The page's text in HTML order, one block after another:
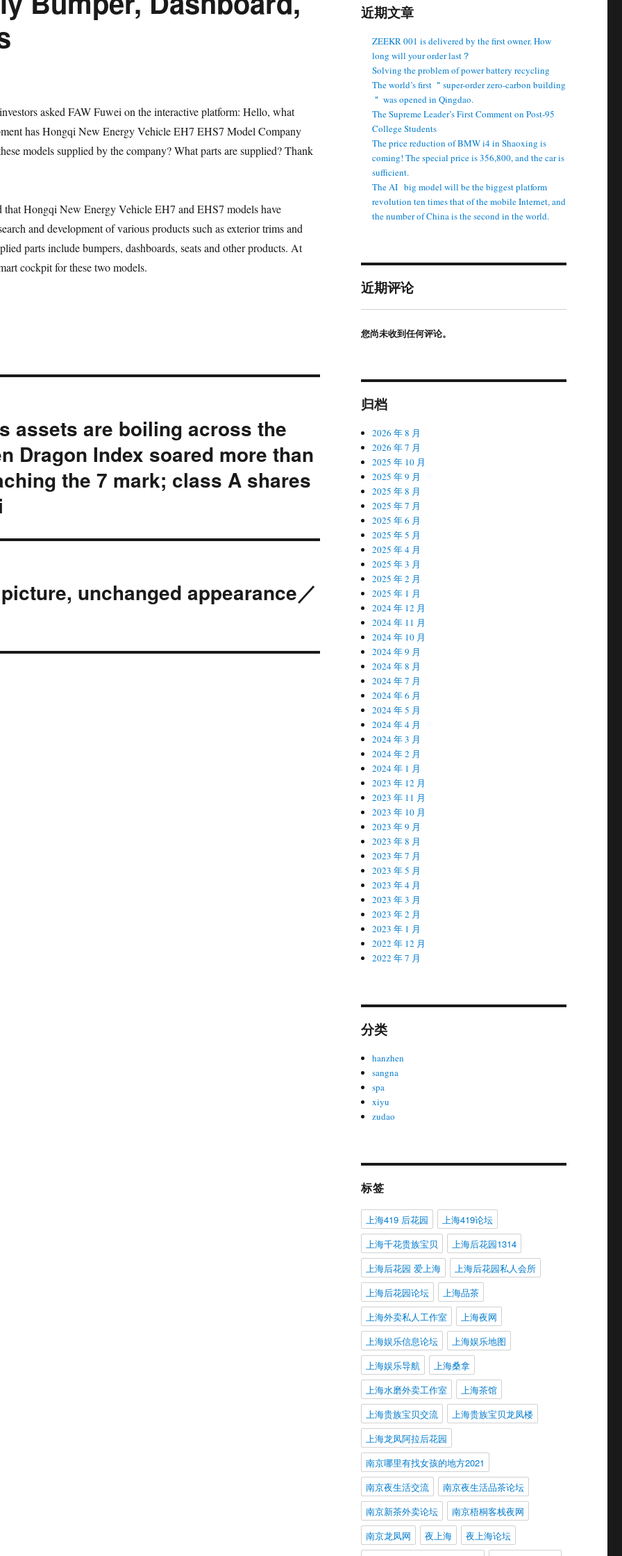
asked FAW Fuwei on the interactive platform: Hello, what
has Hongqi New Energy Vehicle EH7 EHS7 Model Company
models supplied by the company? What parts are supplied? Thank
that Hongqi New Energy Vehicle EH7 and EHS7 models have
and development of various products such as exterior trims and
parts include bumpers, dashboards, seats and other products. At
cockpit for these two models.
assets are boiling across the
Dragon Index soared more than
the 7 mark; class A shares
unchanged appearance／
近期文章
ZEEKR 001 is delivered by the first owner. How
long will your order last？
Solving the problem of power battery recycling
The world’s first ＂super-order zero-carbon building
＂ was opened in Qingdao.
The Supreme Leader’s First Comment on Post-95
College Students
The price reduction of BMW i4 in Shaoxing is
coming! The special price is 356,800, and the car is
sufficient.
The AI ​ ​ big model will be the biggest platform
revolution ten times that of the mobile Internet, and
the number of China is the second in the world.
近期评论
您尚未收到任何评论。
归档
2026 年 8 月
2026 年 7 月
2025 年 10 月
2025 年 9 月
2025 年 8 月
2025 年 7 月
2025 年 6 月
2025 年 5 月
2025 年 4 月
2025 年 3 月
2025 年 2 月
2025 年 1 月
2024 年 12 月
2024 年 11 月
2024 年 10 月
2024 年 9 月
2024 年 8 月
2024 年 7 月
2024 年 6 月
2024 年 5 月
2024 年 4 月
2024 年 3 月
2024 年 2 月
2024 年 1 月
2023 年 12 月
2023 年 11 月
2023 年 10 月
2023 年 9 月
2023 年 8 月
2023 年 7 月
2023 年 5 月
2023 年 4 月
2023 年 3 月
2023 年 2 月
2023 年 1 月
2022 年 12 月
2022 年 7 月
分类
hanzhen
sangna
spa
xiyu
zudao
标签
上海419 后花园
上海419论坛
上海千花贵族宝贝
上海后花园1314
上海后花园 爱上海
上海后花园私人会所
上海后花园论坛
上海品茶
上海外卖私人工作室
上海夜网
上海娱乐信息论坛
上海娱乐地图
上海娱乐导航
上海桑拿
上海水磨外卖工作室
上海茶馆
上海贵族宝贝交流
上海贵族宝贝龙凤楼
上海龙凤阿拉后花园
南京哪里有找女孩的地方2021
南京夜生活交流
南京夜生活品茶论坛
南京新茶外卖论坛
南京梧桐客栈夜网
南京龙凤网
夜上海
夜上海论坛